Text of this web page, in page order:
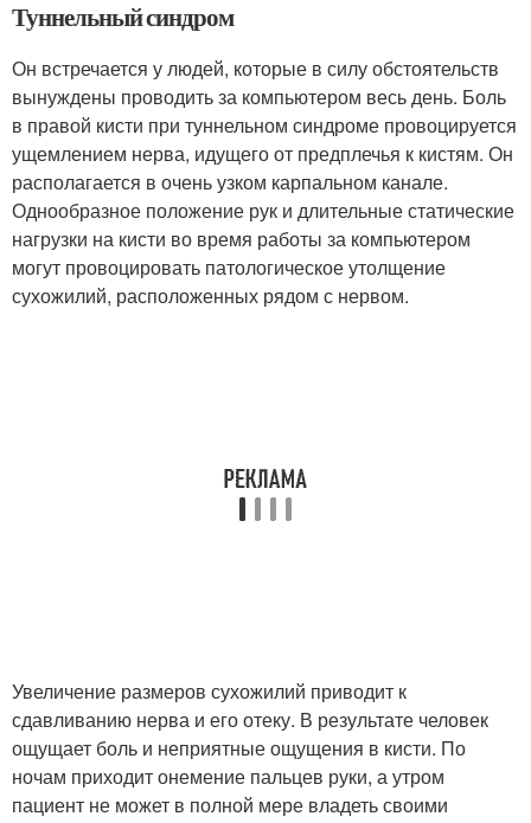
Туннельный синдром
Он встречается у людей, которые в силу обстоятельств
вынуждены проводить за компьютером весь день. Боль
в правой кисти при туннельном синдроме провоцируется
ущемлением нерва, идущего от предплечья к кистям. Он
располагается в очень узком карпальном канале.
Однообразное положение рук и длительные статические
нагрузки на кисти во время работы за компьютером
могут провоцировать патологическое утолщение
сухожилий, расположенных рядом с нервом.
Увеличение размеров сухожилий приводит к
сдавливанию нерва и его отеку. В результате человек
ощущает боль и неприятные ощущения в кисти. По
ночам приходит онемение пальцев руки, а утром
пациент не может в полной мере владеть своими